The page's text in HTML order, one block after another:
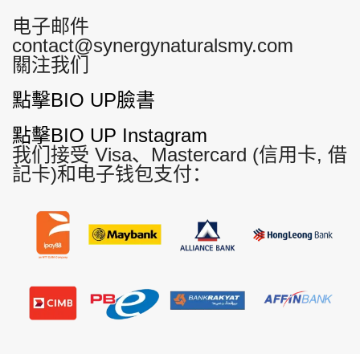
电子邮件
contact@synergynaturalsmy.com
關注我们
點擊BIO UP臉書
點擊BIO UP Instagram
我们接受 Visa、Mastercard (信用卡, 借
記卡)和电子钱包支付：